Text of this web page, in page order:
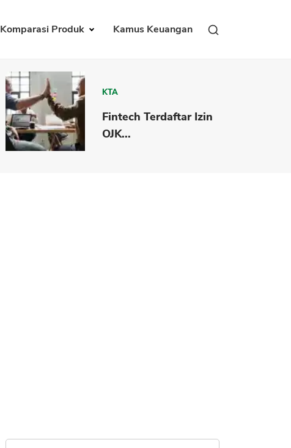
Komparasi Produk Kamus Keuangan
KTA
Fintech Terdaftar Izin
OJK...